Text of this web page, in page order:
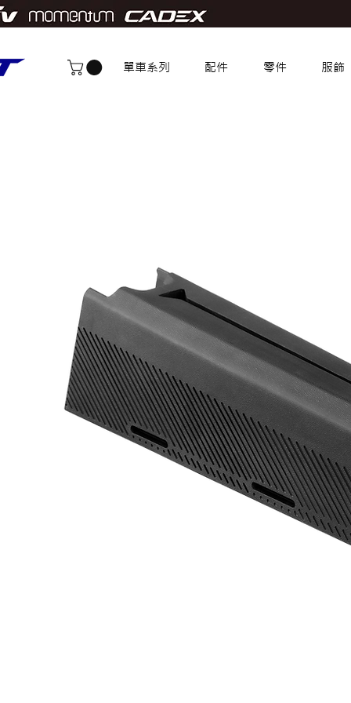
單車系列 配件 零件 服飾